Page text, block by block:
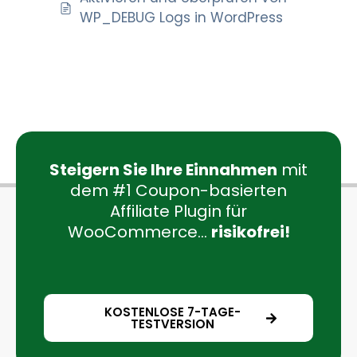
WP_DEBUG Logs in WordPress
Steigern Sie Ihre Einnahmen mit
dem #1 Coupon-basierten
Affiliate Plugin für
WooCommerce... risikofrei!
KOSTENLOSE 7-TAGE-
TESTVERSION